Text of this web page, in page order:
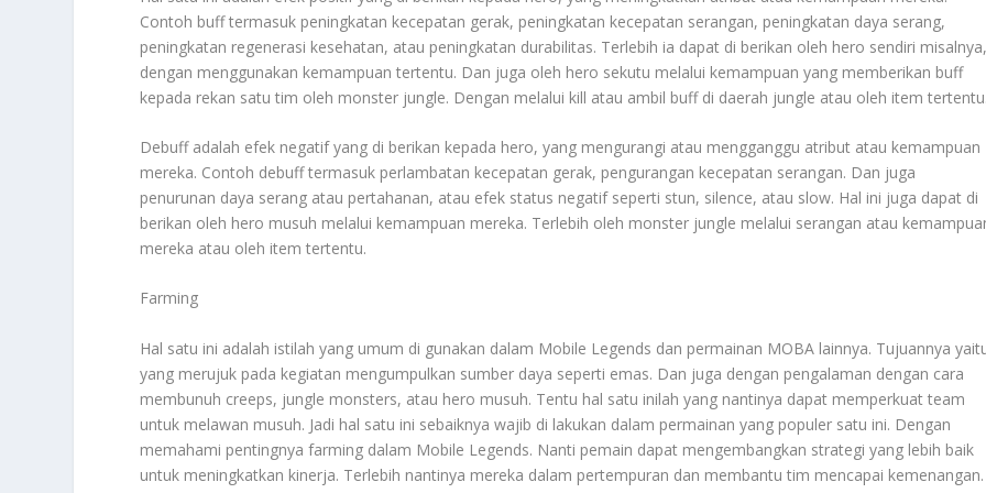
Contoh buff termasuk peningkatan kecepatan gerak, peningkatan kecepatan serangan, peningkatan daya serang,
peningkatan regenerasi kesehatan, atau peningkatan durabilitas. Terlebih ia dapat di berikan oleh hero sendiri misalnya,
dengan menggunakan kemampuan tertentu. Dan juga oleh hero sekutu melalui kemampuan yang memberikan buff
kepada rekan satu tim oleh monster jungle. Dengan melalui kill atau ambil buff di daerah jungle atau oleh item tertentu.
Debuff adalah efek negatif yang di berikan kepada hero, yang mengurangi atau mengganggu atribut atau kemampuan
mereka. Contoh debuff termasuk perlambatan kecepatan gerak, pengurangan kecepatan serangan. Dan juga
penurunan daya serang atau pertahanan, atau efek status negatif seperti stun, silence, atau slow. Hal ini juga dapat di
berikan oleh hero musuh melalui kemampuan mereka. Terlebih oleh monster jungle melalui serangan atau
mereka atau oleh item tertentu.
Farming
Hal satu ini adalah istilah yang umum di gunakan dalam Mobile Legends dan permainan MOBA lainnya. Tujuannya
yang merujuk pada kegiatan mengumpulkan sumber daya seperti emas. Dan juga dengan pengalaman dengan cara
membunuh creeps, jungle monsters, atau hero musuh. Tentu hal satu inilah yang nantinya dapat memperkuat team
untuk melawan musuh. Jadi hal satu ini sebaiknya wajib di lakukan dalam permainan yang populer satu ini. Dengan
memahami pentingnya farming dalam Mobile Legends. Nanti pemain dapat mengembangkan strategi yang lebih baik
untuk meningkatkan kinerja. Terlebih nantinya mereka dalam pertempuran dan membantu tim mencapai kemenangan.